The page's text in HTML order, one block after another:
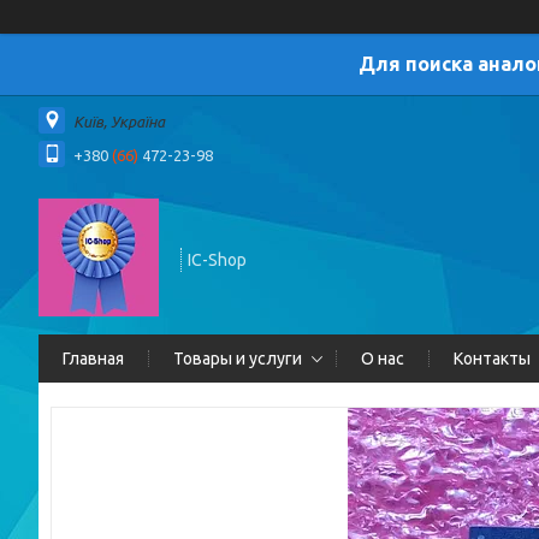
Для поиска
Київ, Україна
+380 (66) 472-23-98
IC-Shop
Главная Товары и услуги О нас Контакты